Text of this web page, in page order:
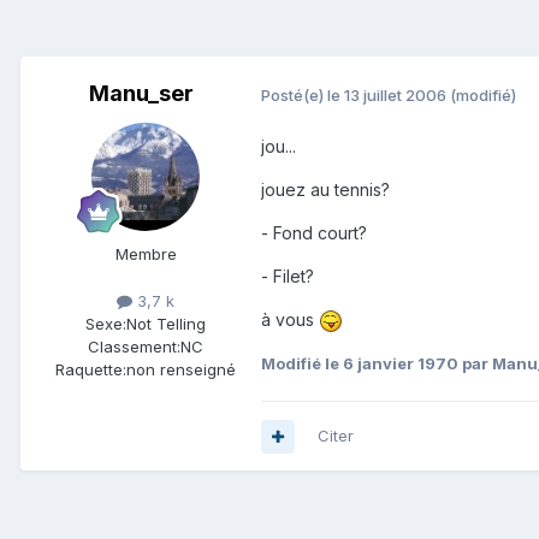
Manu_ser
Membre
3,7 k
Sexe:Not Telling
Classement:NC
Raquette:non renseigné
Posté(e) le 13 juillet 2006 (modifié)
jou...
jouez au tennis?
- Fond court?
- Filet?
à vous
Modifié le 6 janvier 1970 par
Citer